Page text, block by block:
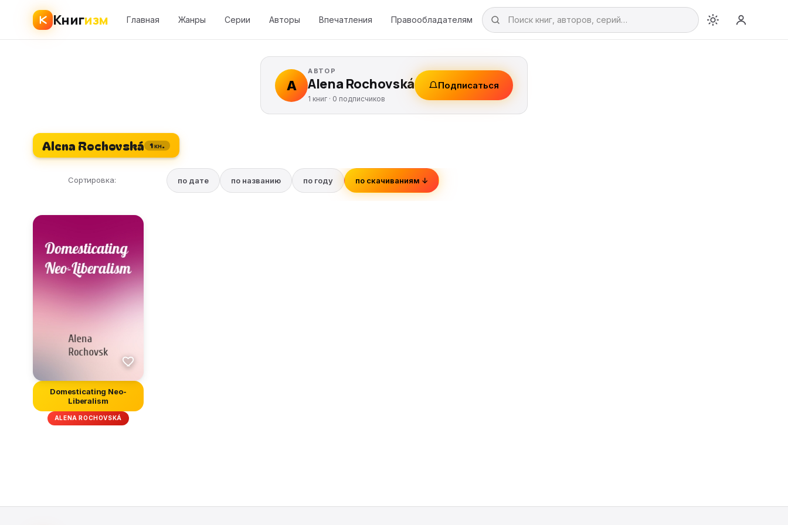
Книгизм Главная Жанры Серии Авторы Впечатления Правообладателям
A
АВТОР
Alena Rochovská
1 книг · 0 подписчиков
Подписаться
Alena Rochovská 1 кн.
Сортировка: по дате по названию по году по скачиваниям ↓
Domesticating Neo-
Liberalism
ALENA ROCHOVSKÁ